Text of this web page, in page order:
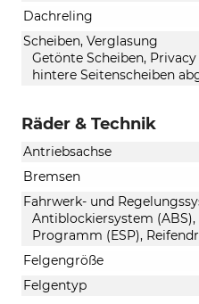
Dachreling
Scheiben, Verglasung
Getönte Scheiben,
hintere Seitenscheiben
Räder & Technik
Antriebsachse
Bremsen
Fahrwerk- und
Antiblockiersystem
Programm (ESP),
Felgengröße
Felgentyp